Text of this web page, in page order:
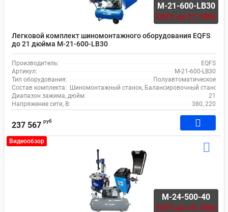
M-21-600-LB30
EQFS,до 21', 380в
Легковой комплект шиномонтажного оборудования EQFS
до 21 дюйма M-21-600-LB30
Производитель:
EQFS
Артикул:
M-21-600-LB30
Тип оборудования:
Полуавтоматическое
Состав комплекта:
Шиномонтажный станок, Балансировочный станок,
Диапазон зажима, дюйм:
21
Напряжение сети, В:
380, 220
237 567 руб
Видеообзор
M-24-500-40
EQFS,до 24', 380в